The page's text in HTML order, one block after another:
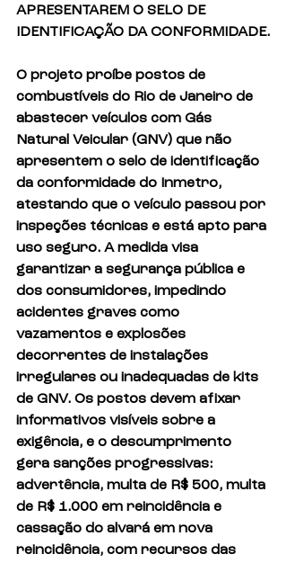
APRESENTAREM O SELO DE
IDENTIFICAÇÃO DA CONFORMIDADE.
O projeto proíbe postos de
combustíveis do Rio de Janeiro de
abastecer veículos com Gás
Natural Veicular (GNV) que não
apresentem o selo de identificação
da conformidade do Inmetro,
atestando que o veículo passou por
inspeções técnicas e está apto para
uso seguro. A medida visa
garantizar a segurança pública e
dos consumidores, impedindo
acidentes graves como
vazamentos e explosões
decorrentes de instalações
irregulares ou inadequadas de kits
de GNV. Os postos devem afixar
informativos visíveis sobre a
exigência, e o descumprimento
gera sanções progressivas:
advertência, multa de R$ 500, multa
de R$ 1.000 em reincidência e
cassação do alvará em nova
reincidência, com recursos das